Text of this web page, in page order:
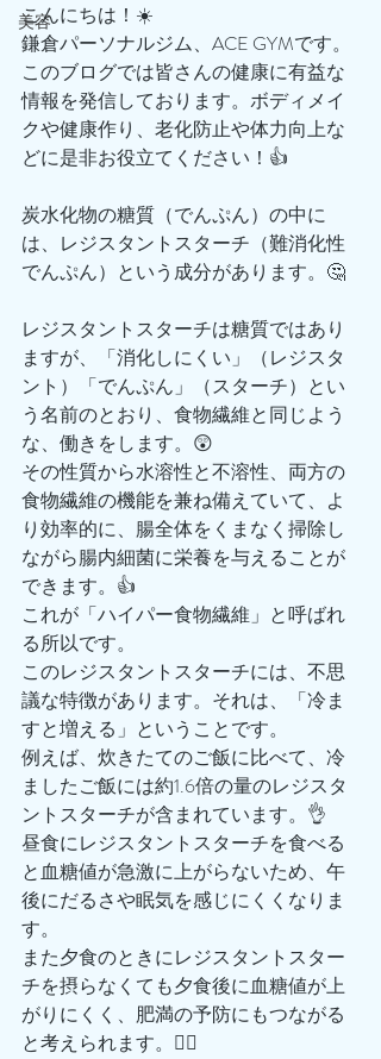
美容
こんにちは！☀️
鎌倉パーソナルジム、ACE GYMです。
このブログでは皆さんの健康に有益な
情報を発信しております。ボディメイ
クや健康作り、老化防止や体力向上な
どに是非お役立てください！👍
炭水化物の糖質（でんぷん）の中に
は、レジスタントスターチ（難消化性
でんぷん）という成分があります。🤔
レジスタントスターチは糖質ではあり
ますが、「消化しにくい」（レジスタ
ント）「でんぷん」（スターチ）とい
う名前のとおり、食物繊維と同じよう
な、働きをします。😲
その性質から水溶性と不溶性、両方の
食物繊維の機能を兼ね備えていて、よ
り効率的に、腸全体をくまなく掃除し
ながら腸内細菌に栄養を与えることが
できます。👍
これが「ハイパー食物繊維」と呼ばれ
る所以です。
このレジスタントスターチには、不思
議な特徴があります。それは、「冷ま
すと増える」ということです。
例えば、炊きたてのご飯に比べて、冷
ましたご飯には約1.6倍の量のレジスタ
ントスターチが含まれています。👌
昼食にレジスタントスターチを食べる
と血糖値が急激に上がらないため、午
後にだるさや眠気を感じにくくなりま
す。
また夕食のときにレジスタントスター
チを摂らなくても夕食後に血糖値が上
がりにくく、肥満の予防にもつながる
と考えられます。🙆‍♂️